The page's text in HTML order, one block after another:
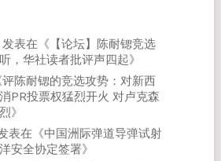
发表在《 【论坛】陈耐锶竞选
，华社读者批评声四起》
评陈耐锶的竞选攻势：对新西
PR投票权猛烈开火 对卢克森
》
表在《中国洲际弹道导弹试射
安全协定签署》